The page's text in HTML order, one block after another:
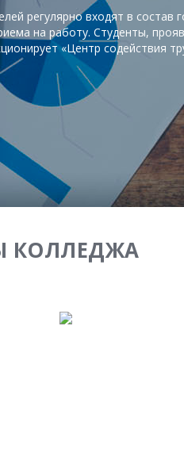
регулярно входят в
на работу. Студенты,
«Центр содействия
КОЛЛЕДЖА